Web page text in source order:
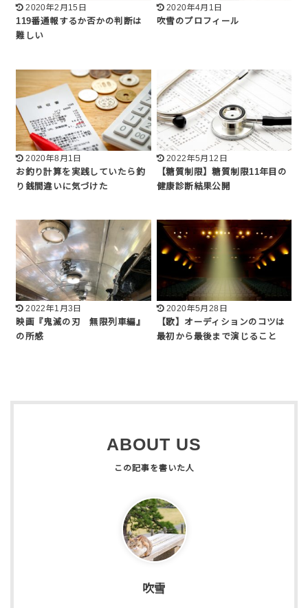
2020年2月15日
119番通報するか否かの判断は
難しい
2020年4月1日
吹雪のプロフィール
2020年8月1日
お釣り計算を実践していたら釣
り銭間違いに気づけた
2022年5月12日
【糖質制限】糖質制限11年目の
健康診断結果公開
2022年1月3日
映画『鬼滅の刃 無限列車編』
の所感
2020年5月28日
【歌】オーディションのコツは
最初から最後まで演じること
ABOUT US
吹雪